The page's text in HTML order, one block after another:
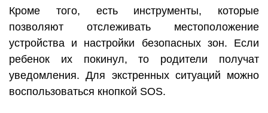
Кроме того, есть инструменты, которые
позволяют отслеживать местоположение
устройства и настройки безопасных зон. Если
ребенок их покинул, то родители получат
уведомления. Для экстренных ситуаций можно
воспользоваться кнопкой SOS.